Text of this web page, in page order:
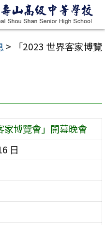
>
「2023 世界客家博覽
家博覽會」開幕晚會
日